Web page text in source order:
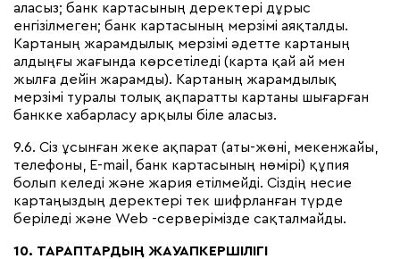
аласыз; банк картасының деректері дұрыс
енгізілмеген; банк картасының мерзімі аяқталды.
Картаның жарамдылық мерзімі әдетте картаның
алдыңғы жағында көрсетіледі (карта қай ай мен
жылға дейін жарамды). Картаның жарамдылық
мерзімі туралы толық ақпаратты картаны шығарған
банкке хабарласу арқылы біле аласыз.
9.6. Сіз ұсынған жеке ақпарат (аты-жөні, мекенжайы,
телефоны, E-mail, банк картасының нөмірі) құпия
болып келеді және жария етілмейді. Сіздің несие
картаңыздың деректері тек шифрланған түрде
беріледі және Web -серверімізде сақталмайды.
10. ТАРАПТАРДЫҢ ЖАУАПКЕРШІЛІГІ